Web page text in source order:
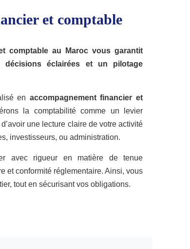
et comptable
comptable au Maroc vous garantit
éclairées et un pilotage
en accompagnement financier et
la comptabilité comme un levier
une lecture claire de votre activité
investisseurs, ou administration.
avec rigueur en matière de tenue
et conformité réglementaire. Ainsi, vous
tout en sécurisant vos obligations.